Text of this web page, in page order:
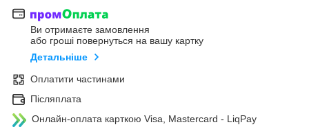
Ви отримаєте замовлення
або гроші повернуться на вашу картку
Детальніше
Оплатити частинами
Післяплата
Онлайн-оплата карткою Visa, Mastercard - LiqPay